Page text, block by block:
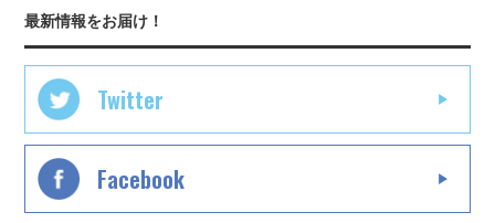
最新情報をお届け！
Twitter
Facebook